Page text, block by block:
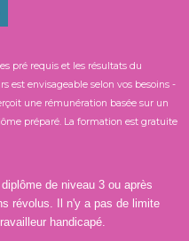
pré requis et les résultats du
est envisageable selon vos besoins -
une rémunération basée sur un
préparé. La formation est gratuite
de niveau 3 ou après
révolus. Il n'y a pas de limite
handicapé.